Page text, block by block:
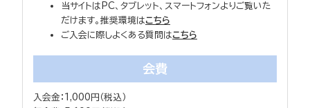
当サイトはPC、タブレット、スマートフォンよりご覧いた
だけます。推奨環境はこちら
ご入会に際しよくある質問はこちら
会費
入会金：1,000円（税込）